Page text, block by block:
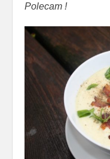
Polecam !